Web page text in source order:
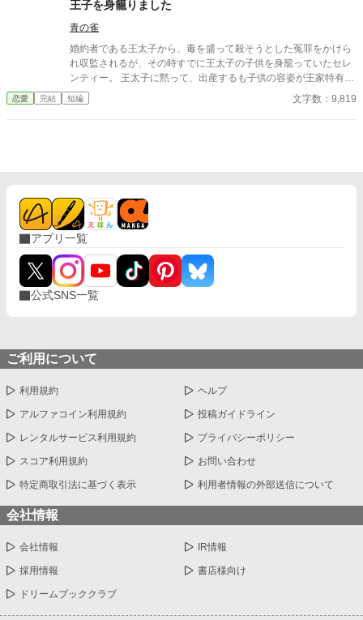
で戻すのではなく、残った体で生きる方法を教えていく。 そし
て建国祭の日。 摂政の座へ上がろうとする第二王子と大神官の
けが、人を救うことではない。 元の体へ戻れなくても、生きて
よい。 彼女は王子を一度も癒やさなかった。 それでも、彼を
本当に救ったのは彼女だけだった。
人で反撃の証拠集めを開始する。 彼女が助力を求めたのは、社
交界から距離を置き、冷徹と噂される辺境伯アレクシス。彼は、
イザラの持つ鋼のような意志と冷静な知性を見抜き、彼女の非公
式な協力者となる。 しかし、そんな彼女を待っていたのは「辺
境伯と不貞を働いている」という、さらに悪質な濡れ衣だった―
王子を身籠りました
青の雀
婚約者である王太子から、毒を盛って殺そうとした冤罪をかけら
れ収監されるが、その時すでに王太子の子供を身籠っていたセレ
ンティー。 王太子に黙って、出産するも子供の容姿が王家特有の
金髪金眼だった。 再び、王太子が毒を盛られ、死にかけた時、我
が子と対面するが…というお話。
恋愛 完結 短編 文字数：9,819
アプリ一覧
公式SNS一覧
ご利用について
利用規約 ヘルプ
アルファコイン利用規約 投稿ガイドライン
レンタルサービス利用規約 プライバシーポリシー
スコア利用規約 お問い合わせ
特定商取引法に基づく表示 利用者情報の外部送信について
会社情報
会社情報 IR情報
採用情報 書店様向け
ドリームブッククラブ